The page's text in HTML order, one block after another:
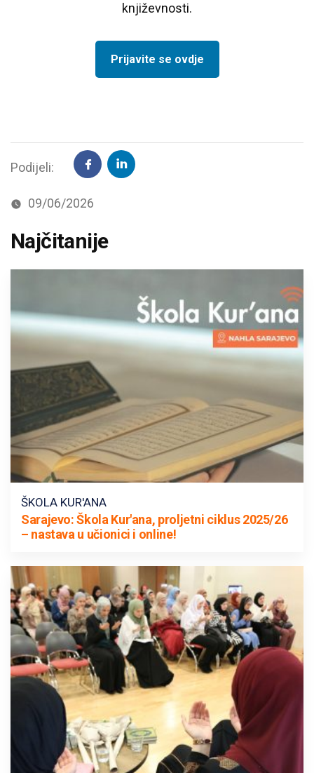
književnosti.
Prijavite se ovdje
Podijeli:
09/06/2026
Najčitanije
ŠKOLA KUR'ANA
Sarajevo: Škola Kur'ana, proljetni ciklus 2025/26
– nastava u učionici i online!